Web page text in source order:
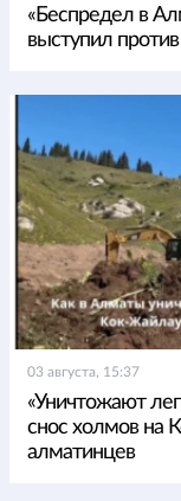
«Беспредел в
выступил
03 августа, 15:37
«Уничтожают
снос холмов на
алматинцев